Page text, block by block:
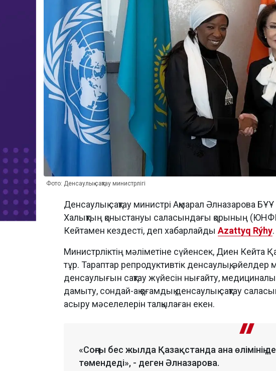
Фото: Денсаулық сақтау министрлігі
Денсаулық сақтау министрі Ақмарал Әлназарова
Халықтың қоныстануы саласындағы қорының
Кейтамен кездесті, деп хабарлайды Azattyq Rýhy.
Министрліктің мәліметіне сүйенсек, Диен Кейта
тұр. Тараптар репродуктивтік денсаулық,
денсаулығын сақтау жүйесін нығайту,
дамыту, сондай-ақ қоғамдық денсаулық сақтау
асыру мәселелерін талқылаған екен.
«Соңғы бес жылда Қазақстанда ана өлімінің
төмендеді», - деген Әлназарова.